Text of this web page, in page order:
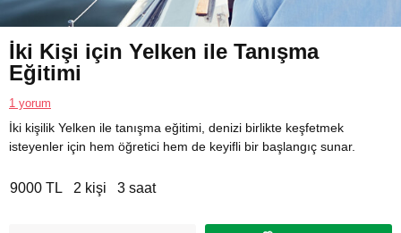
İki Kişi için Yelken ile Tanışma
Eğitimi
1 yorum
İki kişilik Yelken ile tanışma eğitimi, denizi birlikte keşfetmek
isteyenler için hem öğretici hem de keyifli bir başlangıç sunar.
9000 TL 2 kişi 3 saat